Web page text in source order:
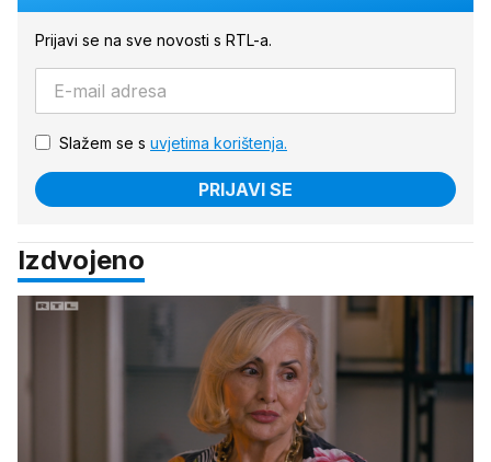
Prijavi se na sve novosti s RTL-a.
Slažem se s uvjetima korištenja.
PRIJAVI SE
Izdvojeno